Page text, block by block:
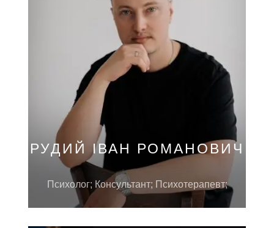
РУДИЙ ІВАН РОМАНОВИЧ
Психолог; Консультант; Психотерапевт;